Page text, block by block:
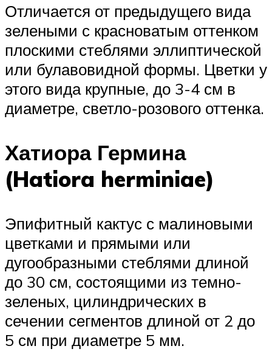
Отличается от предыдущего вида
зелеными с красноватым оттенком
плоскими стеблями эллиптической
или булавовидной формы. Цветки у
этого вида крупные, до 3-4 см в
диаметре, светло-розового оттенка.
Хатиора Гермина
(Hatiora herminiae)
Эпифитный кактус с малиновыми
цветками и прямыми или
дугообразными стеблями длиной
до 30 см, состоящими из темно-
зеленых, цилиндрических в
сечении сегментов длиной от 2 до
5 см при диаметре 5 мм.